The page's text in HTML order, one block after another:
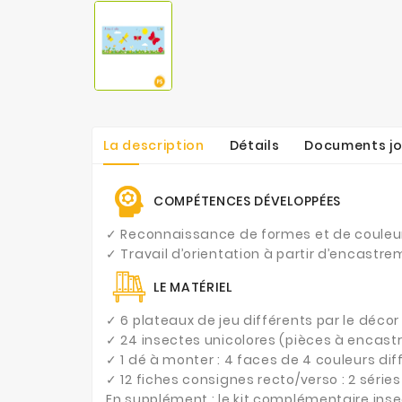
La description Détails Documents
COMPÉTENCES DÉVELOPPÉES
✓ Reconnaissance de formes et de
✓ Travail d’orientation à partir
LE MATÉRIEL
✓ 6 plateaux de jeu différents par le
✓ 24 insectes unicolores (pièces à
✓ 1 dé à monter : 4 faces de 4 couleurs
✓ 12 fiches consignes recto/verso : 2